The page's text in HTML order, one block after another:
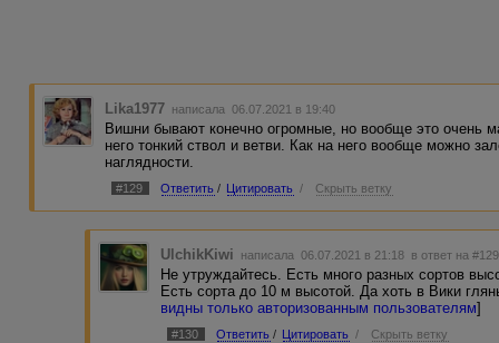
Lika1977 написала 06.07.2021 в 19:40
Вишни бывают конечно огромные, но вообще это очень
него тонкий ствол и ветви. Как на него вообще можно
наглядности.
#129 Ответить / Цитировать / Скрыть ветку
UlchikKiwi написала 06.07.2021 в 21:18 в ответ на #129
Не утруждайтесь. Есть много разных сортов
Есть сорта до 10 м высотой. Да хоть в Вики
видны только авторизованным пользователям]
#130 Ответить / Цитировать / Скрыть ветку